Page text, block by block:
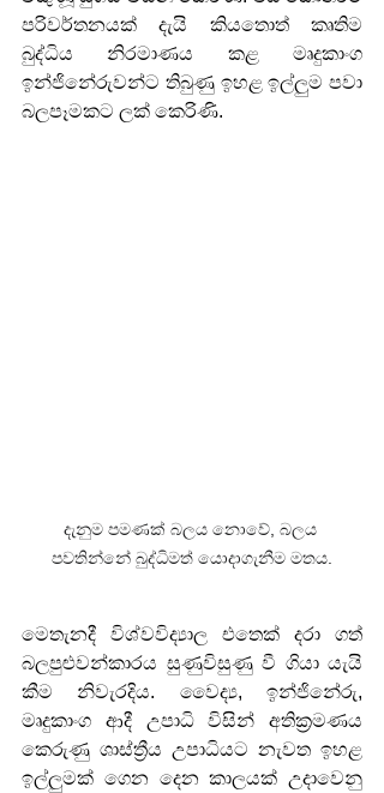
පරිවර්තනයක් දැයි කියතොත් කෘතිම
බුද්ධිය නිරමාණය කළ මෘදුකාංග
ඉන්ජිනේරුවන්ට තිබුණු ඉහළ ඉල්ලුම පවා
බලපෑමකට ලක් කෙරිණි.
දැනුම පමණක් බලය නොවේ, බලය
පවතින්නේ බුද්ධිමත් යොදාගැනීම මතය.
මෙතැනදී විශ්වවිද්‍යාල එතෙක් දරා ගත්
බලපුළුවන්කාරය සුණුවිසුණු වී ගියා යැයි
කීම නිවැරදිය. වෛද්‍ය, ඉන්ජිනේරු,
මෘදුකාංග ආදී උපාධි විසින් අතික්‍රමණය
කෙරුණු ශාස්ත්‍රීය උපාධියට නැවත ඉහළ
ඉල්ලුමක් ගෙන දෙන කාලයක් උදාවෙනු